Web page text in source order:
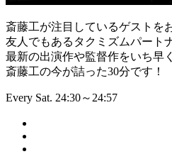
斎藤工が注目しているゲストを
友人でもあるタクミズムパート
最新の出演作や監督作をいち早
斎藤工の今が詰った30分です！
Every Sat. 24:30～24:57